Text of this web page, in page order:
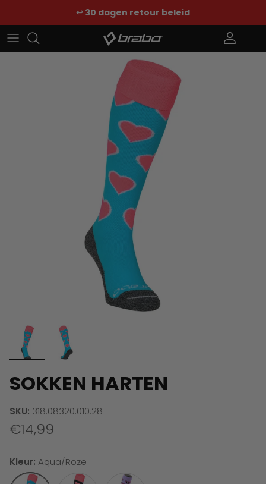
↩️ 30 dagen retour beleid
SOKKEN HARTEN
SKU: 318.08320.010.28
€14,99
Kleur: Aqua/Roze